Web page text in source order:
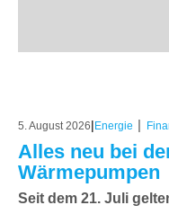
5. August 2026| Energie |
Alles neu bei
Wärmepumpen
Seit dem 21. Juli